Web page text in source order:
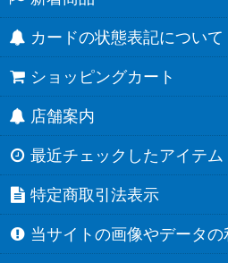
カードの状態表記について
ショッピングカート
店舗案内
最近チェックしたアイテム
特定商取引法表示
当サイトの画像やデータの